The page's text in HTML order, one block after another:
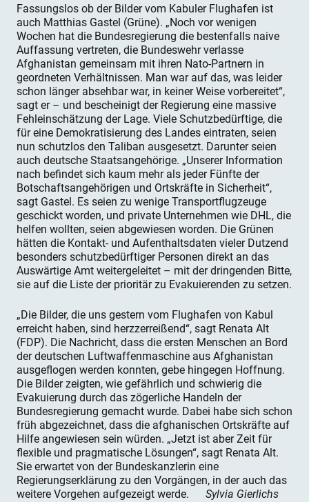
Fassungslos ob der Bilder vom Kabuler Flughafen ist
auch Matthias Gastel (Grüne). „Noch vor wenigen
Wochen hat die Bundesregierung die bestenfalls naive
Auffassung vertreten, die Bundeswehr verlasse
Afghanistan gemeinsam mit ihren Nato-Partnern in
geordneten Verhältnissen. Man war auf das, was leider
schon länger absehbar war, in keiner Weise vorbereitet“,
sagt er – und bescheinigt der Regierung eine massive
Fehleinschätzung der Lage. Viele Schutzbedürftige, die
für eine Demokratisierung des Landes eintraten, seien
nun schutzlos den Taliban ausgesetzt. Darunter seien
auch deutsche Staatsangehörige. „Unserer Information
nach befindet sich kaum mehr als jeder Fünfte der
Botschaftsangehörigen und Ortskräfte in Sicherheit“,
sagt Gastel. Es seien zu wenige Transportflugzeuge
geschickt worden, und private Unternehmen wie DHL, die
helfen wollten, seien abgewiesen worden. Die Grünen
hätten die Kontakt- und Aufenthaltsdaten vieler Dutzend
besonders schutzbedürftiger Personen direkt an das
Auswärtige Amt weitergeleitet – mit der dringenden Bitte,
sie auf die Liste der prioritär zu Evakuierenden zu setzen.
„Die Bilder, die uns gestern vom Flughafen von Kabul
erreicht haben, sind herzzerreißend“, sagt Renata Alt
(FDP). Die Nachricht, dass die ersten Menschen an Bord
der deutschen Luftwaffenmaschine aus Afghanistan
ausgeflogen werden konnten, gebe hingegen Hoffnung.
Die Bilder zeigten, wie gefährlich und schwierig die
Evakuierung durch das zögerliche Handeln der
Bundesregierung gemacht wurde. Dabei habe sich schon
früh abgezeichnet, dass die afghanischen Ortskräfte auf
Hilfe angewiesen sein würden. „Jetzt ist aber Zeit für
flexible und pragmatische Lösungen“, sagt Renata Alt.
Sie erwartet von der Bundeskanzlerin eine
Regierungserklärung zu den Vorgängen, in der auch das
weitere Vorgehen aufgezeigt werde.
Sylvia Gierlichs